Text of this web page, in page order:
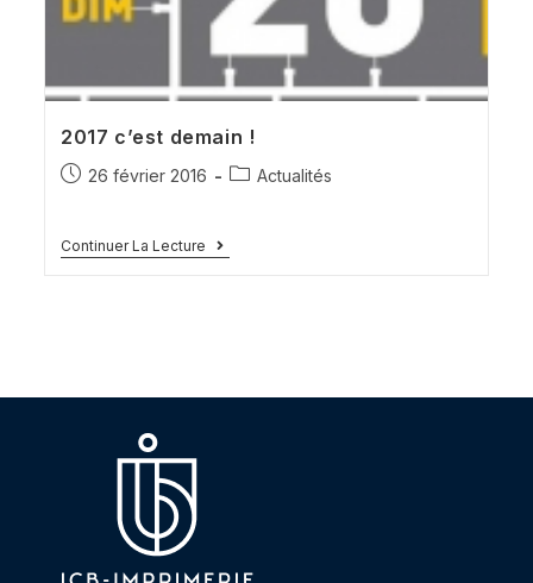
2017 c’est demain !
26 février 2016 Actualités
Continuer La Lecture